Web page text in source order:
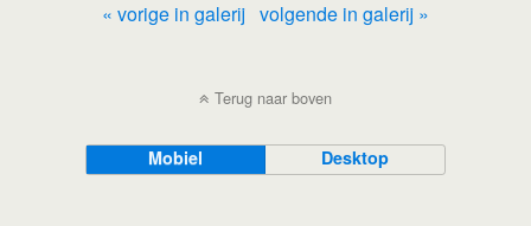
« vorige in galerij volgende in galerij »
Terug naar boven
Mobiel Desktop